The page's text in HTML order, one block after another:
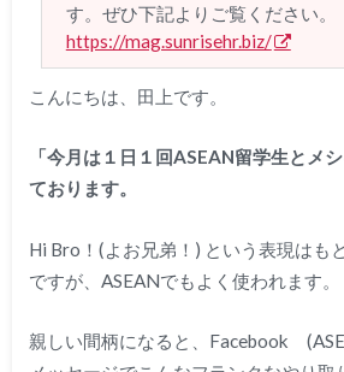
す。ぜひ下記よりご覧ください。
https://mag.sunrisehr.biz/
こんにちは、田上です。
「今月は１日１回ASEAN留学生とメ
ております。
Hi Bro！(よお兄弟！) という表現はも
ですが、ASEANでもよく使われます。
親しい間柄になると、Facebook